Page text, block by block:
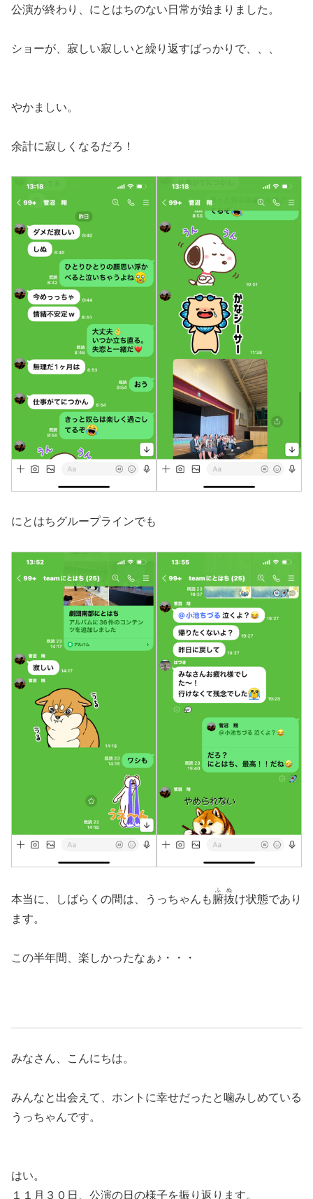
公演が終わり、にとはちのない日常が始まりました。
ショーが、寂しい寂しいと繰り返すばっかりで、、、
やかましい。
余計に寂しくなるだろ！
にとはちグループラインでも
本当に、しばらくの間は、うっちゃんも腑抜
ふぬ
け状態であり
ます。
この半年間、楽しかったなぁ♪・・・
みなさん、こんにちは。
みんなと出会えて、ホントに幸せだったと噛みしめている
うっちゃんです。
はい。
１１月３０日、公演の日の様子を振り返ります。